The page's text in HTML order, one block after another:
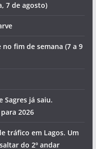
7 de agosto)
fim de semana (7 a 9
Sagres já saiu.
2026
tráfico em Lagos. Um
do 2º andar